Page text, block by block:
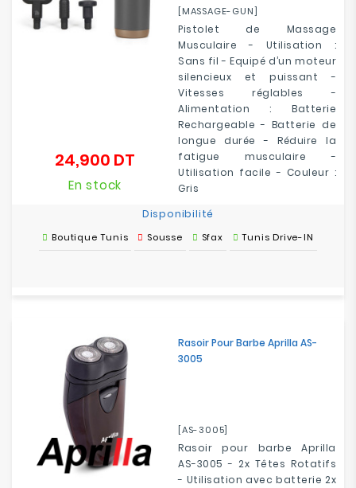
Sécurité
[MASSAGE-GUN]
Pistolet de Massage
Musculaire - Utilisation :
Sans fil - Equipé d’un moteur
silencieux et puissant -
Vitesses réglables -
Alimentation : Batterie
Rechargeable - Batterie de
longue durée - Réduire la
fatigue musculaire -
Utilisation facile - Couleur :
Gris
24,900 DT
En stock
Disponibilité
Boutique Tunis Sousse Sfax Tunis Drive-IN
Rasoir Pour Barbe Aprilla AS-
3005
[AS-3005]
Rasoir pour barbe Aprilla
AS-3005 - 2x Têtes Rotatifs
- Utilisation avec batterie 2x